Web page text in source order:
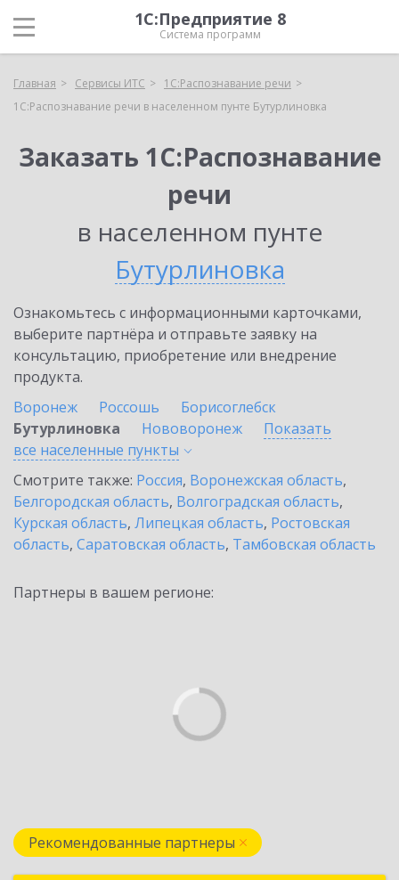
1С:Предприятие 8
Система программ
Главная Сервисы ИТС
1С:Распознавание речи
1С:Распознавание речи в населенном пунте Бутурлиновка
Заказать 1С:Распознавание
речи
в населенном пунте
Бутурлиновка
Ознакомьтесь с информационными карточками,
выберите партнёра и отправьте заявку на
консультацию, приобретение или внедрение
продукта.
Воронеж
Россошь
Борисоглебск
Бутурлиновка
Нововоронеж
Показать
все населенные пункты
Смотрите также: Россия, Воронежская область,
Белгородская область, Волгоградская область,
Курская область, Липецкая область, Ростовская
область, Саратовская область, Тамбовская область
Партнеры в вашем регионе:
Рекомендованные партнеры